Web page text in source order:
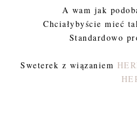
A wam jak
Chciałybyście mieć
Standardowo
Sweterek z wiązaniem